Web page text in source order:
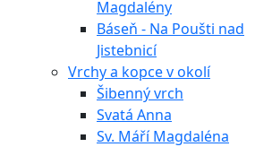
Magdalény
Báseň - Na Poušti nad
Jistebnicí
Vrchy a kopce v okolí
Šibenný vrch
Svatá Anna
Sv. Máří Magdaléna